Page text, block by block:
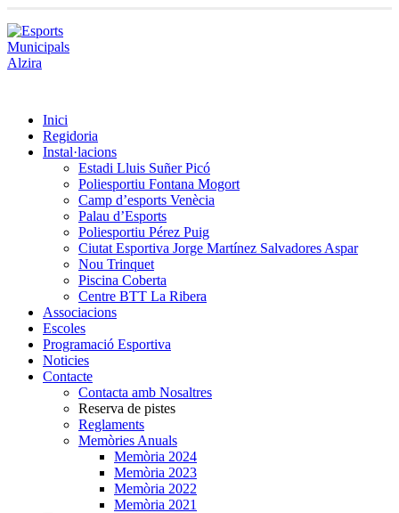
Inici
Regidoria
Instal·lacions
Estadi Lluis Suñer Picó
Poliesportiu Fontana Mogort
Camp d’esports Venècia
Palau d’Esports
Poliesportiu Pérez Puig
Ciutat Esportiva Jorge Martínez Salvadores Aspar
Nou Trinquet
Piscina Coberta
Centre BTT La Ribera
Associacions
Escoles
Programació Esportiva
Noticies
Contacte
Contacta amb Nosaltres
Reserva de pistes
Reglaments
Memòries Anuals
Memòria 2024
Memòria 2023
Memòria 2022
Memòria 2021